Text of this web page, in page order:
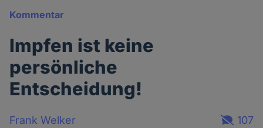
Kommentar
Impfen ist keine
persönliche
Entscheidung!
Frank Welker
107